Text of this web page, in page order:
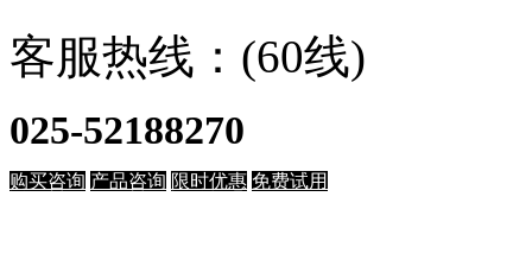
客服热线：(60线)
025-52188270
购买咨询 产品咨询 限时优惠 免费试用